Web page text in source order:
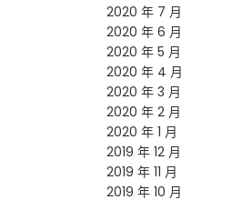
2020 年 7 月
2020 年 6 月
2020 年 5 月
2020 年 4 月
2020 年 3 月
2020 年 2 月
2020 年 1 月
2019 年 12 月
2019 年 11 月
2019 年 10 月